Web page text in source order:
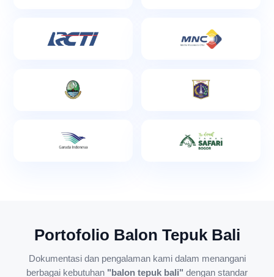
Portofolio Balon Tepuk Bali
Dokumentasi dan pengalaman kami dalam menangani
berbagai kebutuhan "balon tepuk bali" dengan standar